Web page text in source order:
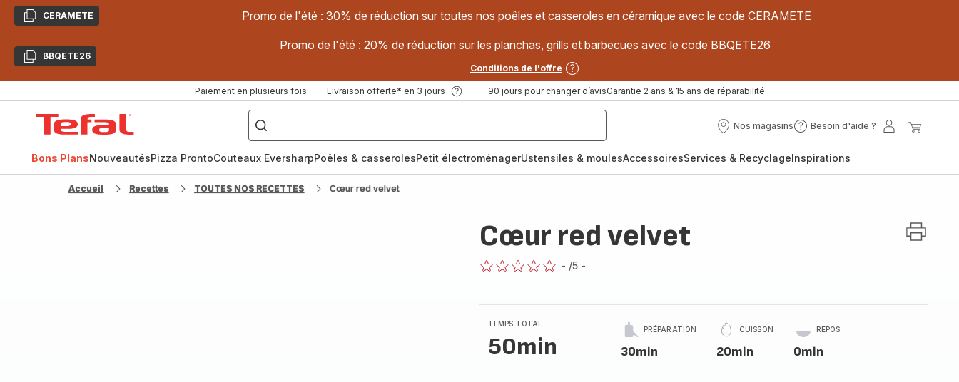
CopierCERAMETE Promo de l'été : 30% de réduction sur toutes nos poêles et casseroles en céramique avec le code CERAMETE
CopierBBQETE26
Promo de l'été : 20% de réduction sur les planchas, grills et barbecues avec le code BBQETE26
Conditions de l'offre
Paiement en plusieurs fois Livraison offerte* en 3 jours 90 jours pour changer d’avisGarantie 2 ans & 15 ans de réparabilité
["Poêles
inox,
Cake
Factory,
Nos magasins
Nos
Besoin d'aide ?
Besoin
?
Mon
Bons PlansNouveautésPizza ProntoCouteaux EversharpPoêles & casserolesPetit électroménagerUstensiles & moulesAccessoiresServices & RecyclageInspirations
Accueil Recettes TOUTES NOS RECETTES Cœur red velvet
Cœur red velvet
- /5 -
TEMPS TOTAL
50min
PRÉPARATION
30min
CUISSON
20min
REPOS
0min